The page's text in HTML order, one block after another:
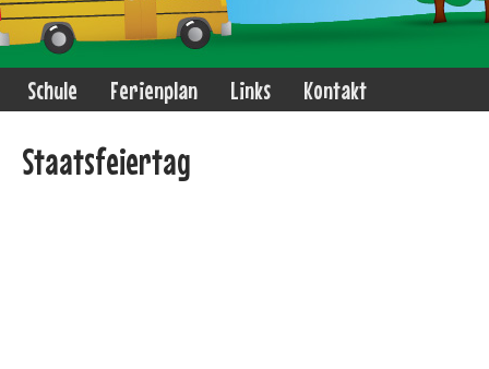
Schule Ferienplan Links Kontakt
Staatsfeiertag